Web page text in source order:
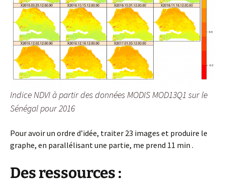
Indice NDVI à partir des données MODIS MOD13Q1 sur le
Sénégal pour 2016
Pour avoir un ordre d’idée, traiter 23 images et produire le
graphe, en parallélisant une partie, me prend 11 min .
Des ressources :